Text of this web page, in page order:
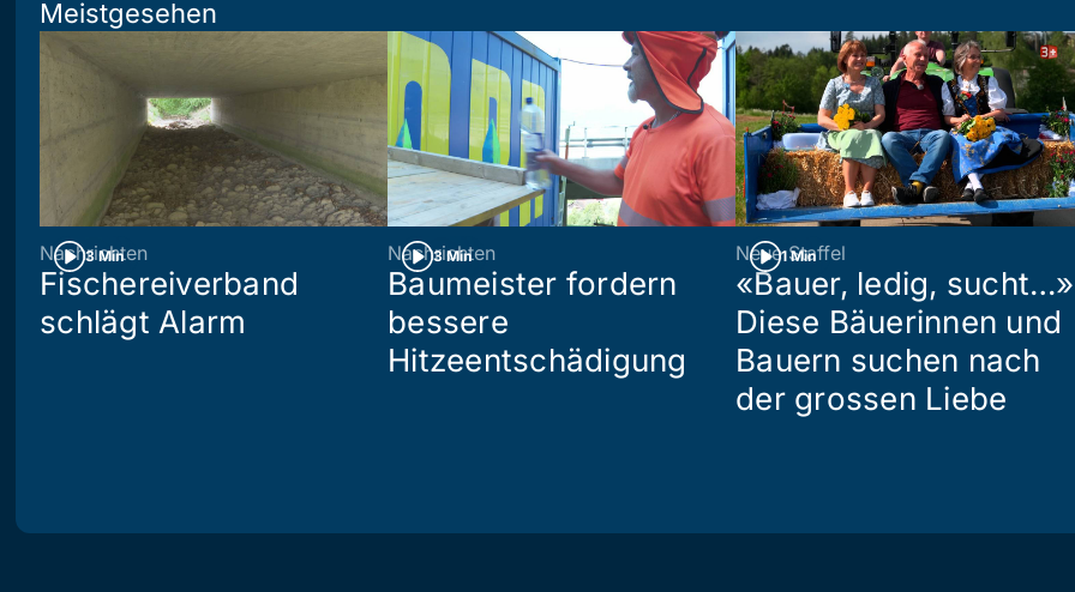
Meistgesehen
3 Min
Nachrichten
Fischereiverband
schlägt Alarm
3 Min
Nachrichten
Baumeister fordern
bessere
Hitzeentschädigung
1 Min
Neue Staffel
«Bauer, ledig,
Diese Bäuerinnen und
Bauern suchen nach
der grossen Liebe